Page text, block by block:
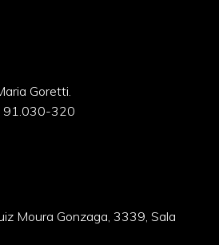
Goretti.
91.030-320
Moura Gonzaga, 3339, Sala